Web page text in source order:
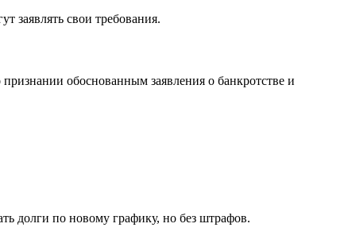
заявлять свои требования.
обоснованным заявления о банкротстве и
долги по новому графику, но без штрафов.